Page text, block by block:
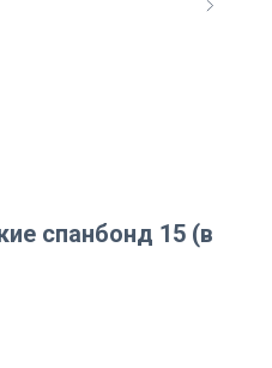
спанбонд 15 (в